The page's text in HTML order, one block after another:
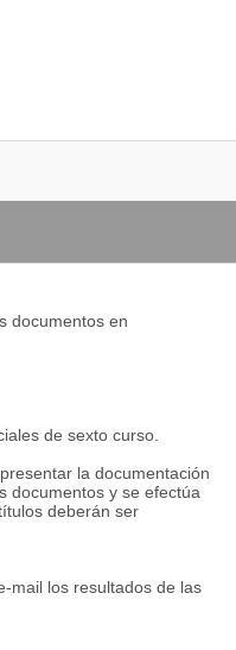
documentos en
de sexto curso.
la documentación
documentos y se efectúa
deberán ser
mail los resultados de las